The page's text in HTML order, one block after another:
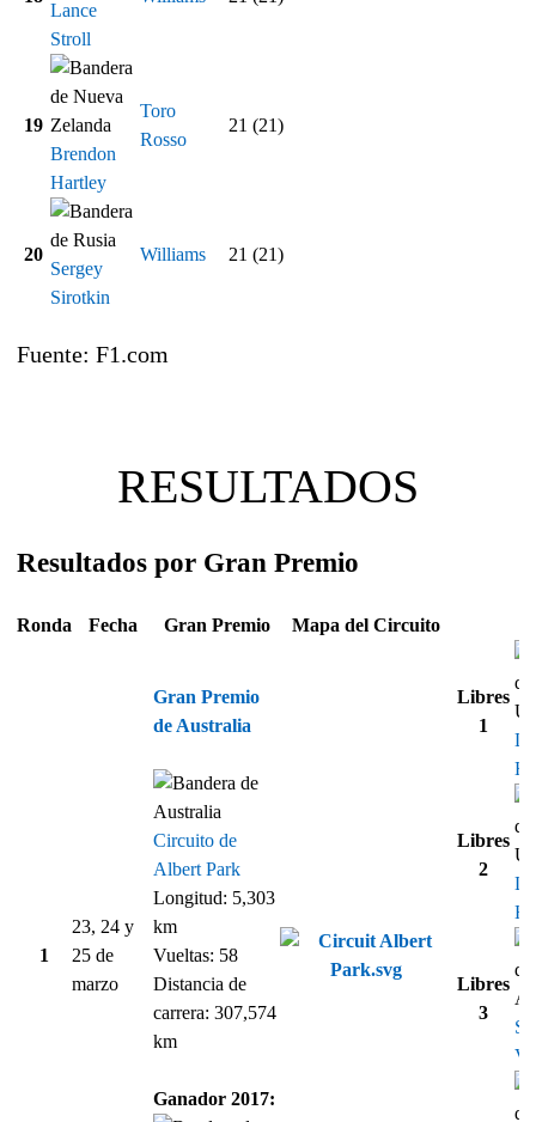
Lance
Stroll
19
Brendon
Hartley
Toro
Rosso
21 (21)
20
Sergey
Sirotkin
Williams 21 (21)
Fuente: F1.com
RESULTADOS
Resultados por Gran Premio
Ronda Fecha Gran Premio Mapa del Circuito
1
23, 24 y
25 de
marzo
Gran Premio
de Australia
Circuito de
Albert Park
Longitud: 5,303
km
Vueltas: 58
Distancia de
carrera: 307,574
km
Ganador 2017:
Libres
1
Libres
2
Libres
3